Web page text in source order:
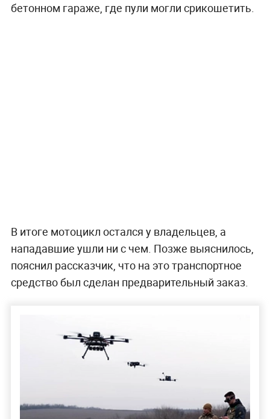
бетонном гараже, где пули могли срикошетить.
В итоге мотоцикл остался у владельцев, а
нападавшие ушли ни с чем. Позже выяснилось,
пояснил рассказчик, что на это транспортное
средство был сделан предварительный заказ.